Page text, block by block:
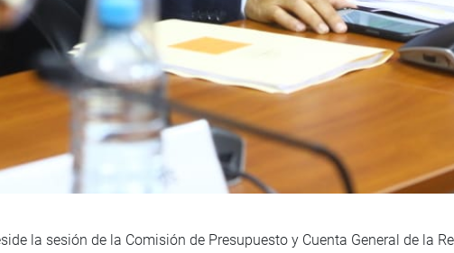
la sesión de la Comisión de Presupuesto y Cuenta General de la